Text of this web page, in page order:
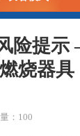
险提
烧器具
： 100